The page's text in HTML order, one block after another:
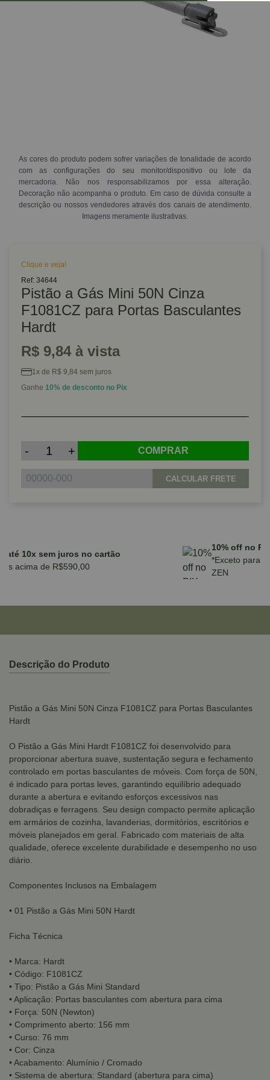
As cores do produto podem sofrer variações de tonalidade de acordo
com as configurações do seu monitor/dispositivo ou lote da
mercadoria. Não nos responsabilizamos por essa alteração.
Decoração não acompanha o produto. Em caso de dúvida consulte a
descrição ou nossos vendedores através dos canais de atendimento.
Imagens meramente ilustrativas.
Clique e veja!
Ref: 34644
Pistão a Gás Mini 50N Cinza
F1081CZ para Portas Basculantes
Hardt
R$ 9,84 à vista
1x de R$ 9,84 sem juros
Ganhe 10% de desconto no Pix
- + COMPRAR
CALCULAR FRETE
Parcele em até 10x sem juros no cartão
para compras acima de R$590,00
Descrição do Produto
Pistão a Gás Mini 50N Cinza F1081CZ para Portas Basculantes
Hardt
O Pistão a Gás Mini Hardt F1081CZ foi desenvolvido para
proporcionar abertura suave, sustentação segura e fechamento
controlado em portas basculantes de móveis. Com força de 50N,
é indicado para portas leves, garantindo equilíbrio adequado
durante a abertura e evitando esforços excessivos nas
dobradiças e ferragens. Seu design compacto permite aplicação
em armários de cozinha, lavanderias, dormitórios, escritórios e
móveis planejados em geral. Fabricado com materiais de alta
qualidade, oferece excelente durabilidade e desempenho no uso
diário.
Componentes Inclusos na Embalagem
• 01 Pistão a Gás Mini 50N Hardt
Ficha Técnica
• Marca: Hardt
• Código: F1081CZ
• Tipo: Pistão a Gás Mini Standard
• Aplicação: Portas basculantes com abertura para cima
• Força: 50N (Newton)
• Comprimento aberto: 156 mm
• Curso: 76 mm
• Cor: Cinza
• Acabamento: Alumínio / Cromado
• Sistema de abertura: Standard (abertura para cima)